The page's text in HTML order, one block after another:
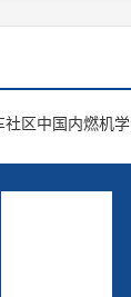
社区中国内燃机